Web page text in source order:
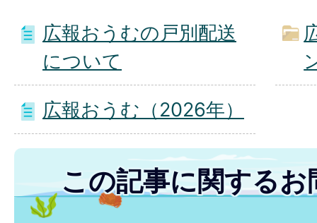
広報おうむの戸別配送
について
広報おうむ（2026年）
この記事に関する